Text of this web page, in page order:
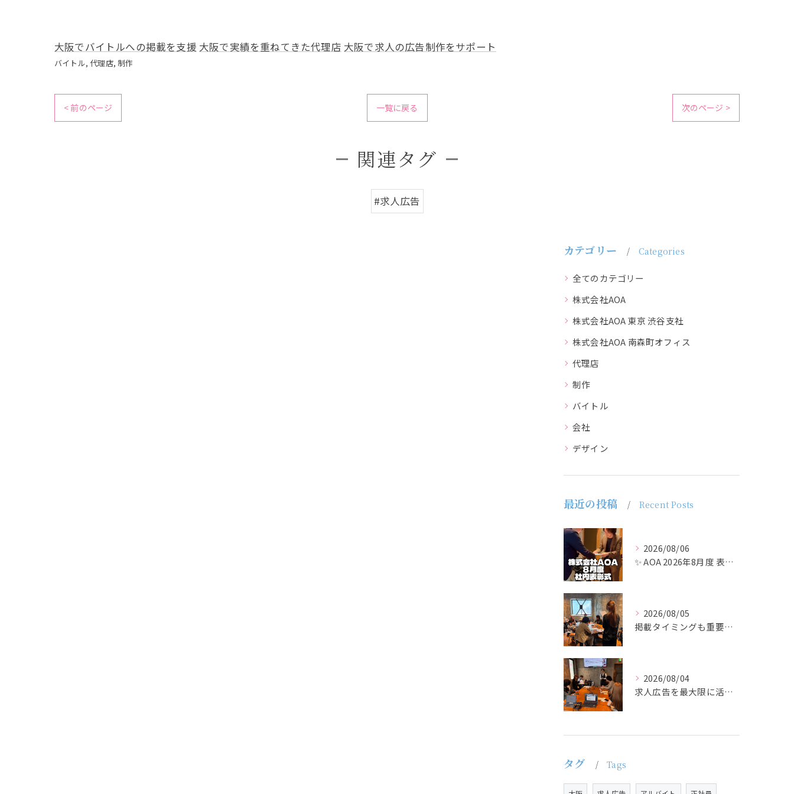
大阪でバイトルへの掲載を支援 大阪で実績を重ねてきた代理店 大阪で求人の広告制作をサポート
バイトル 代理店 制作
< 前のページ 一覧に戻る 次のページ >
関連タグ
#求人広告
カテゴリー Categories
全てのカテゴリー
株式会社AOA
株式会社AOA 東京 渋谷支社
株式会社AOA 南森町オフィス
代理店
制作
バイトル
会社
デザイン
最近の投稿 Recent Posts
2026/08/06
✨ AOA 2026年8月度 表彰式レポート ✨
2026/08/05
掲載タイミングも重要で、業界動向や求職者の活動時期に合わせて...
2026/08/04
求人広告を最大限に活用するためには、ターゲット設定の精度を高...
タグ Tags